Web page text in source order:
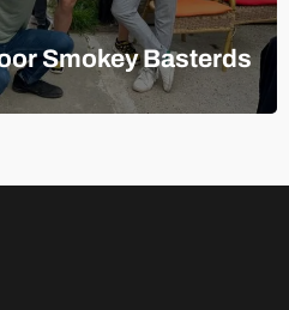
Smokey Basterds